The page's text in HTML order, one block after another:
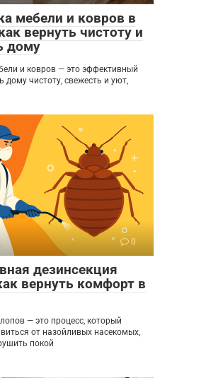
мебели и ковров в
вернуть чистоту и
дому
и ковров — это эффективный
дому чистоту, свежесть и уют,
0
дезинсекция
вернуть комфорт в
— это процесс, который
от назойливых насекомых,
покой